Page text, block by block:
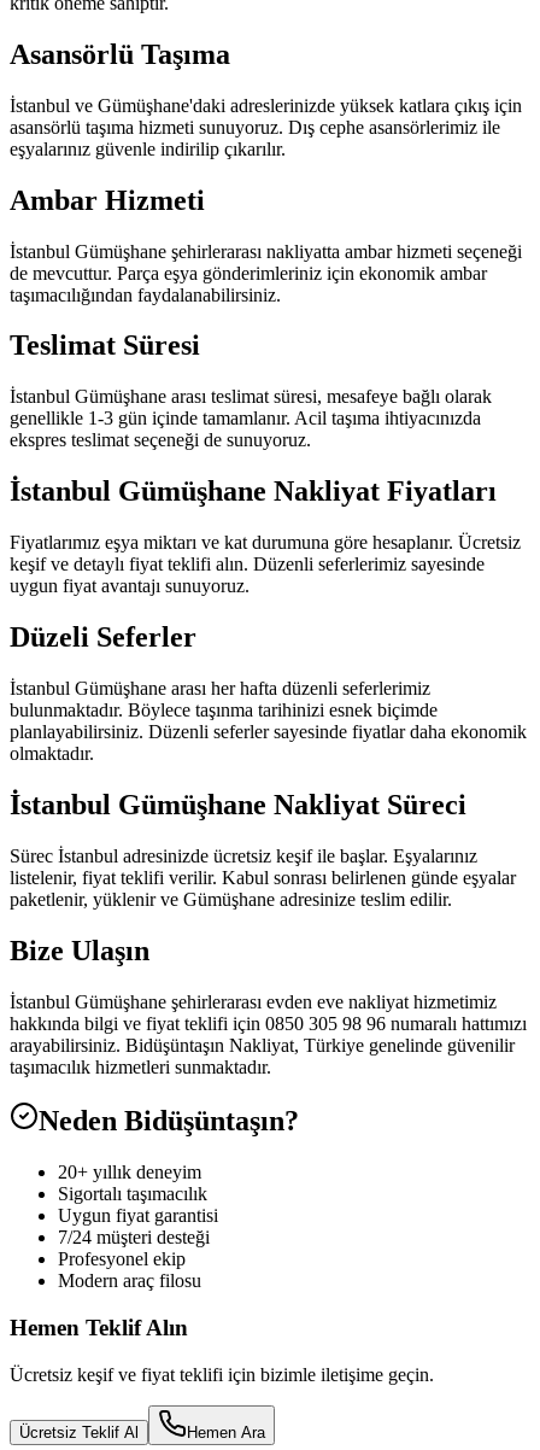
Asansörlü Taşıma
İstanbul ve Gümüşhane'daki adreslerinizde yüksek katlara çıkış için
asansörlü taşıma hizmeti sunuyoruz. Dış cephe asansörlerimiz ile
eşyalarınız güvenle indirilip çıkarılır.
Ambar Hizmeti
İstanbul Gümüşhane şehirlerarası nakliyatta ambar hizmeti seçeneği
de mevcuttur. Parça eşya gönderimleriniz için ekonomik ambar
taşımacılığından faydalanabilirsiniz.
Teslimat Süresi
İstanbul Gümüşhane arası teslimat süresi, mesafeye bağlı olarak
genellikle 1-3 gün içinde tamamlanır. Acil taşıma ihtiyacınızda
ekspres teslimat seçeneği de sunuyoruz.
İstanbul Gümüşhane Nakliyat Fiyatları
Fiyatlarımız eşya miktarı ve kat durumuna göre hesaplanır. Ücretsiz
keşif ve detaylı fiyat teklifi alın. Düzenli seferlerimiz sayesinde
uygun fiyat avantajı sunuyoruz.
Düzeli Seferler
İstanbul Gümüşhane arası her hafta düzenli seferlerimiz
bulunmaktadır. Böylece taşınma tarihinizi esnek biçimde
planlayabilirsiniz. Düzenli seferler sayesinde fiyatlar daha ekonomik
olmaktadır.
İstanbul Gümüşhane Nakliyat Süreci
Sürec İstanbul adresinizde ücretsiz keşif ile başlar. Eşyalarınız
listelenir, fiyat teklifi verilir. Kabul sonrası belirlenen günde eşyalar
paketlenir, yüklenir ve Gümüşhane adresinize teslim edilir.
Bize Ulaşın
İstanbul Gümüşhane şehirlerarası evden eve nakliyat hizmetimiz
hakkında bilgi ve fiyat teklifi için 0850 305 98 96 numaralı hattımızı
arayabilirsiniz. Bidüşüntaşın Nakliyat, Türkiye genelinde güvenilir
taşımacılık hizmetleri sunmaktadır.
Neden Bidüşüntaşın?
20+ yıllık deneyim
Sigortalı taşımacılık
Uygun fiyat garantisi
7/24 müşteri desteği
Profesyonel ekip
Modern araç filosu
Hemen Teklif Alın
Ücretsiz keşif ve fiyat teklifi için bizimle iletişime geçin.
Ücretsiz Teklif Al Hemen Ara